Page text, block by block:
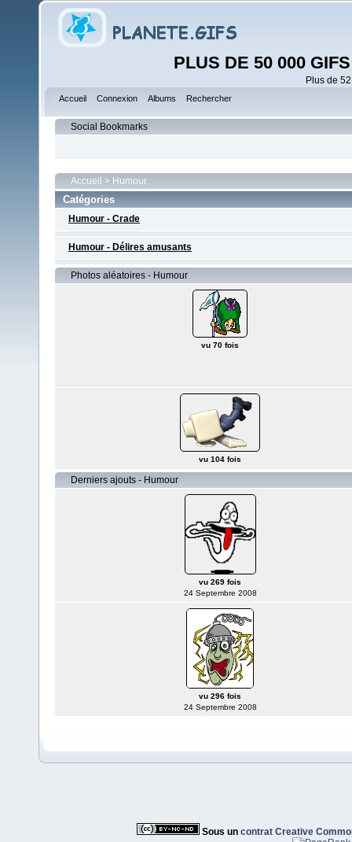
PLUS DE 50 000
Plus de
Accueil Connexion Albums Rechercher
Social Bookmarks
Accueil > Humour
Catégories
Humour - Crade
Humour - Délires amusants
Photos aléatoires - Humour
vu 70 fois
vu 104 fois
Derniers ajouts - Humour
vu 269 fois
24 Septembre 2008
vu 296 fois
24 Septembre 2008
Sous un contrat Creative